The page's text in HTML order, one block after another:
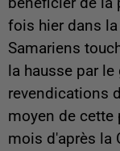
fois hier dans
Samariens
la hausse par
revendications
moyen de cette
mois d'après la